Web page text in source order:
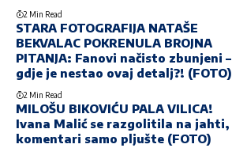
2 Min Read
STARA FOTOGRAFIJA NATAŠE
BEKVALAC POKRENULA BROJNA
PITANJA: Fanovi načisto zbunjeni –
gdje je nestao ovaj detalj?! (FOTO)
2 Min Read
MILOŠU BIKOVIĆU PALA VILICA!
Ivana Malić se razgolitila na jahti,
komentari samo pljušte (FOTO)